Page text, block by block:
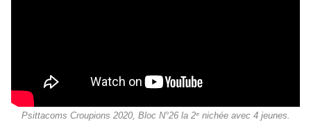
Psittacoms Croupions 2020, Bloc N°26 la 2ᵉ nichée avec 4 jeunes.